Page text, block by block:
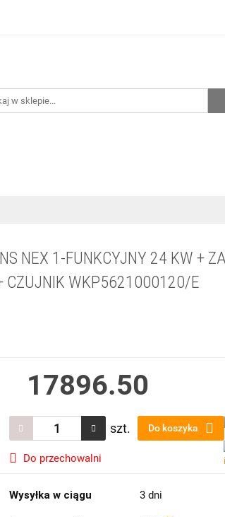
NEX 1-FUNKCYJNY 24 KW +
CZUJNIK WKP5621000120/E
17896.50
szt. Do koszyka
Do przechowalni
Wysyłka w ciągu 3 dni